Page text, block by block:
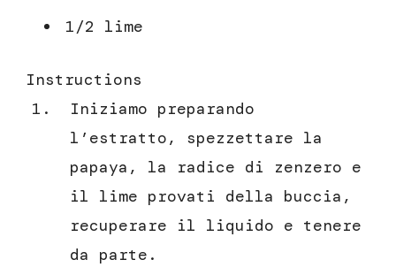
1/2 lime
Instructions
Iniziamo preparando
l’estratto, spezzettare la
papaya, la radice di zenzero e
il lime provati della buccia,
recuperare il liquido e tenere
da parte.